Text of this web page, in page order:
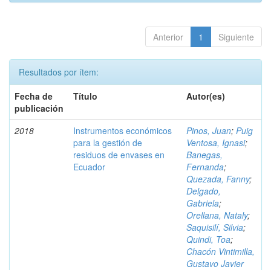
Anterior 1 Siguiente
Resultados por ítem:
Fecha de
publicación
Título Autor(es)
2018
Instrumentos económicos
para la gestión de
residuos de envases en
Ecuador
Pinos, Juan; Puig
Ventosa, Ignasi;
Banegas,
Fernanda;
Quezada, Fanny;
Delgado,
Gabriela;
Orellana, Nataly;
Saquisilí, Silvia;
Quindi, Toa;
Chacón Vintimilla,
Gustavo Javier